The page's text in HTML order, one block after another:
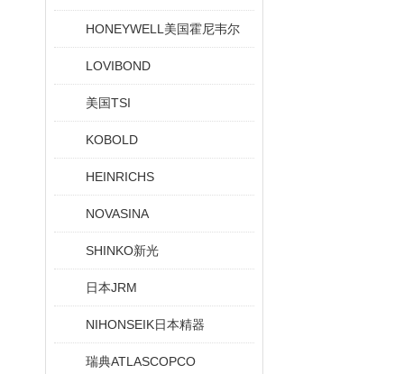
HONEYWELL美国霍尼韦尔
LOVIBOND
美国TSI
KOBOLD
HEINRICHS
NOVASINA
SHINKO新光
日本JRM
NIHONSEIK日本精器
瑞典ATLASCOPCO